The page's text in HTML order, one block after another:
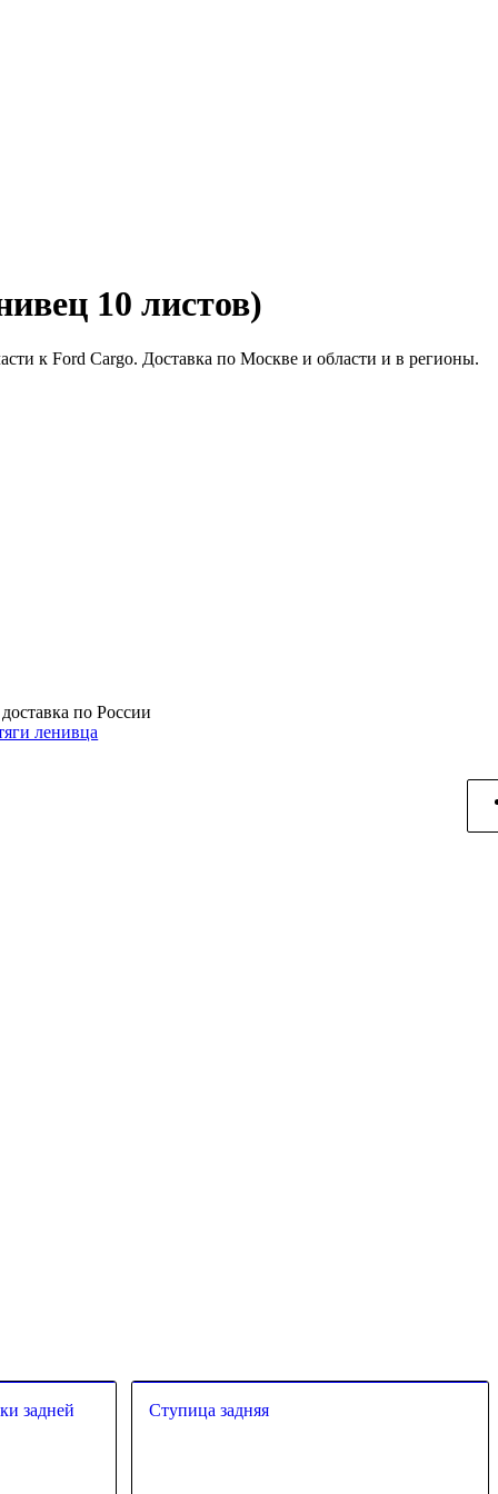
10 листов)
к Ford Cargo. Доставка по Москве и области и в регионы.
задней Ступица задняя
по России
ленивца